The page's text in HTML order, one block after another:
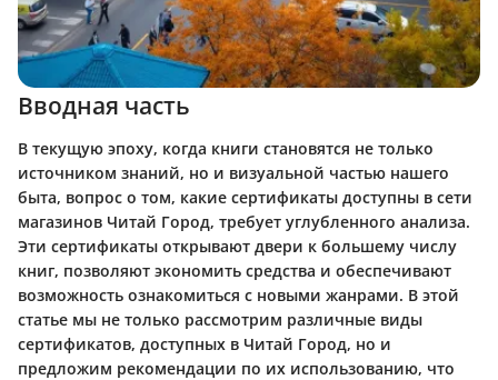
Вводная часть
В текущую эпоху, когда книги становятся не только
источником знаний, но и визуальной частью нашего
быта, вопрос о том, какие сертификаты доступны в сети
магазинов Читай Город, требует углубленного анализа.
Эти сертификаты открывают двери к большему числу
книг, позволяют экономить средства и обеспечивают
возможность ознакомиться с новыми жанрами. В этой
статье мы не только рассмотрим различные виды
сертификатов, доступных в Читай Город, но и
предложим рекомендации по их использованию, что